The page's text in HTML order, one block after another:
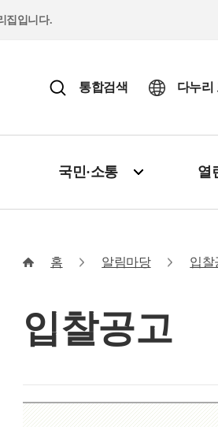
집입니다.
통합검색 다누리
국민·소통 열
홈 알림마당 입찰
입찰공고